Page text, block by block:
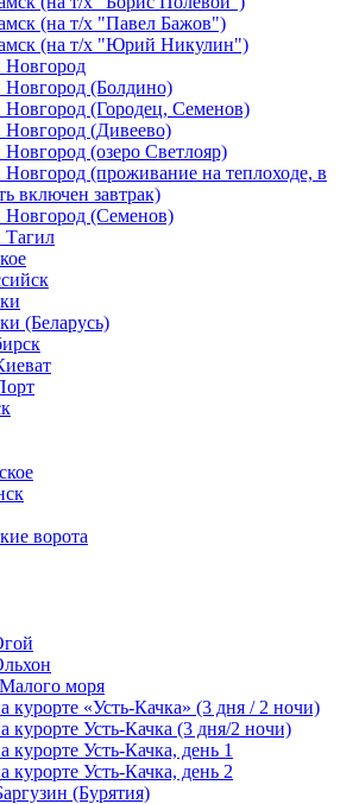
(на т/х "Павел Бажов")
(на т/х "Юрий Никулин")
(Болдино)
(Городец, Семенов)
(Дивеево)
(озеро Светлояр)
(проживание на теплоходе, в
включен завтрак)
(Семенов)
(Беларусь)
ворота
моря
курорте «Усть-Качка» (3 дня / 2 ночи)
курорте Усть-Качка (3 дня/2 ночи)
курорте Усть-Качка, день 1
курорте Усть-Качка, день 2
(Бурятия)